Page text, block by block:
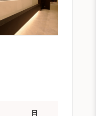
日